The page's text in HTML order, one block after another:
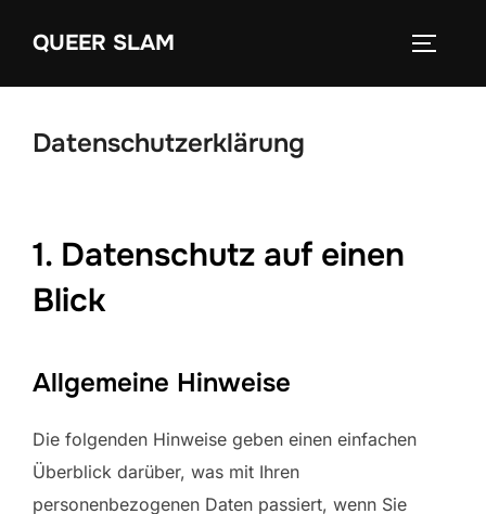
InhaltQUEER SLAM
Datenschutzerklärung
1. Datenschutz auf einen
Blick
Allgemeine Hinweise
Die folgenden Hinweise geben einen einfachen
Überblick darüber, was mit Ihren
personenbezogenen Daten passiert, wenn Sie